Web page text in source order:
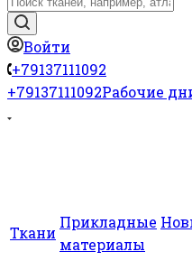
Войти
+79137111092
+79137111092Рабочие
Ткани
Прикладные
материалы